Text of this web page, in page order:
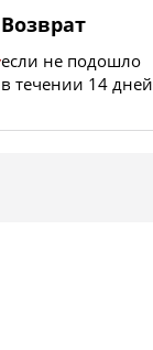
Возврат
если не подошло
в течении 14 дней